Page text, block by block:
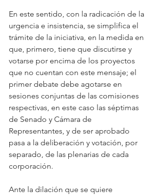
En este sentido, con la radicación de la
urgencia e insistencia, se simplifica el
trámite de la iniciativa, en la medida en
que, primero, tiene que discutirse y
votarse por encima de los proyectos
que no cuentan con este mensaje; el
primer debate debe agotarse en
sesiones conjuntas de las comisiones
respectivas, en este caso las séptimas
de Senado y Cámara de
Representantes, y de ser aprobado
pasa a la deliberación y votación, por
separado, de las plenarias de cada
corporación.
Ante la dilación que se quiere